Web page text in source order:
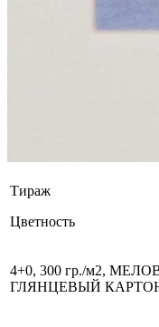
Тираж
Цветность
4+0, 300 гр./м2,
ГЛЯНЦЕВЫЙ